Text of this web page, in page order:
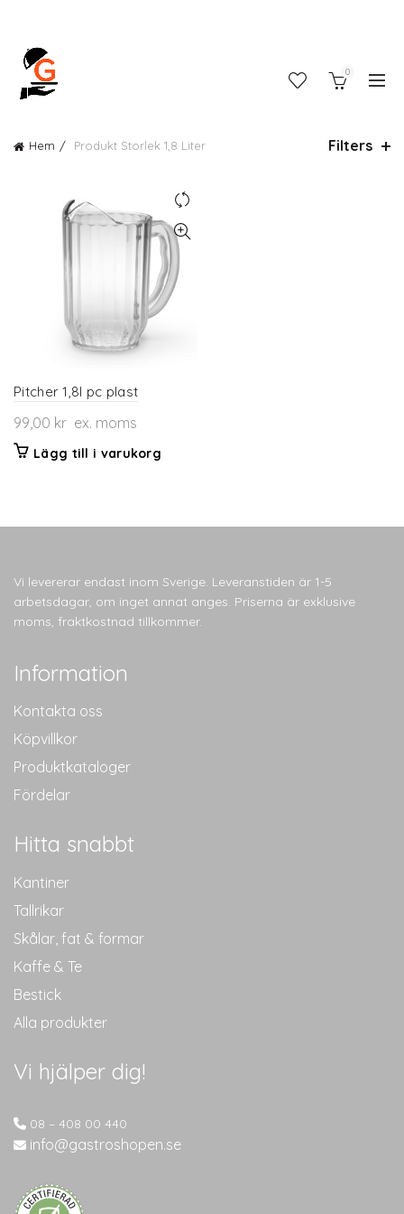
0
Hem Produkt Storlek 1,8 Liter Filters
Pitcher 1,8l pc plast
99,00 kr ex. moms
Lägg till i varukorg
Vi levererar endast inom Sverige. Leveranstiden är 1-5
arbetsdagar, om inget annat anges. Priserna är exklusive
moms, fraktkostnad tillkommer.
Information
Kontakta oss
Köpvillkor
Produktkataloger
Fördelar
Hitta snabbt
Kantiner
Tallrikar
Skålar, fat & formar
Kaffe & Te
Bestick
Alla produkter
Vi hjälper dig!
08 – 408 00 440
info@gastroshopen.se